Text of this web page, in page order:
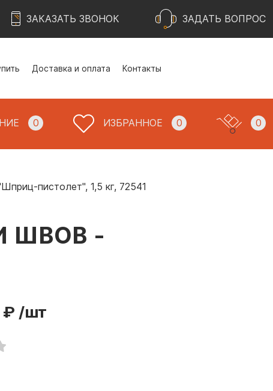
ЗАКАЗАТЬ ЗВОНОК ЗАДАТЬ ВОПРОС
Доставка и оплата Контакты
0 ИЗБРАННОЕ 0 0
пистолет", 1,5 кг, 72541
ШВОВ -
₽ /шт